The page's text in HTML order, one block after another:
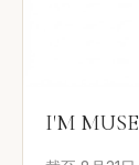
I'M MUSE